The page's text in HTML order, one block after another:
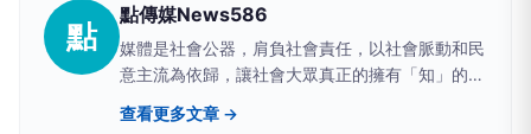
點
點傳媒News586
媒體是社會公器，肩負社會責任，以社會脈動和民
意主流為依歸，讓社會大眾真正的擁有「知」的權
利。
查看更多文章 →